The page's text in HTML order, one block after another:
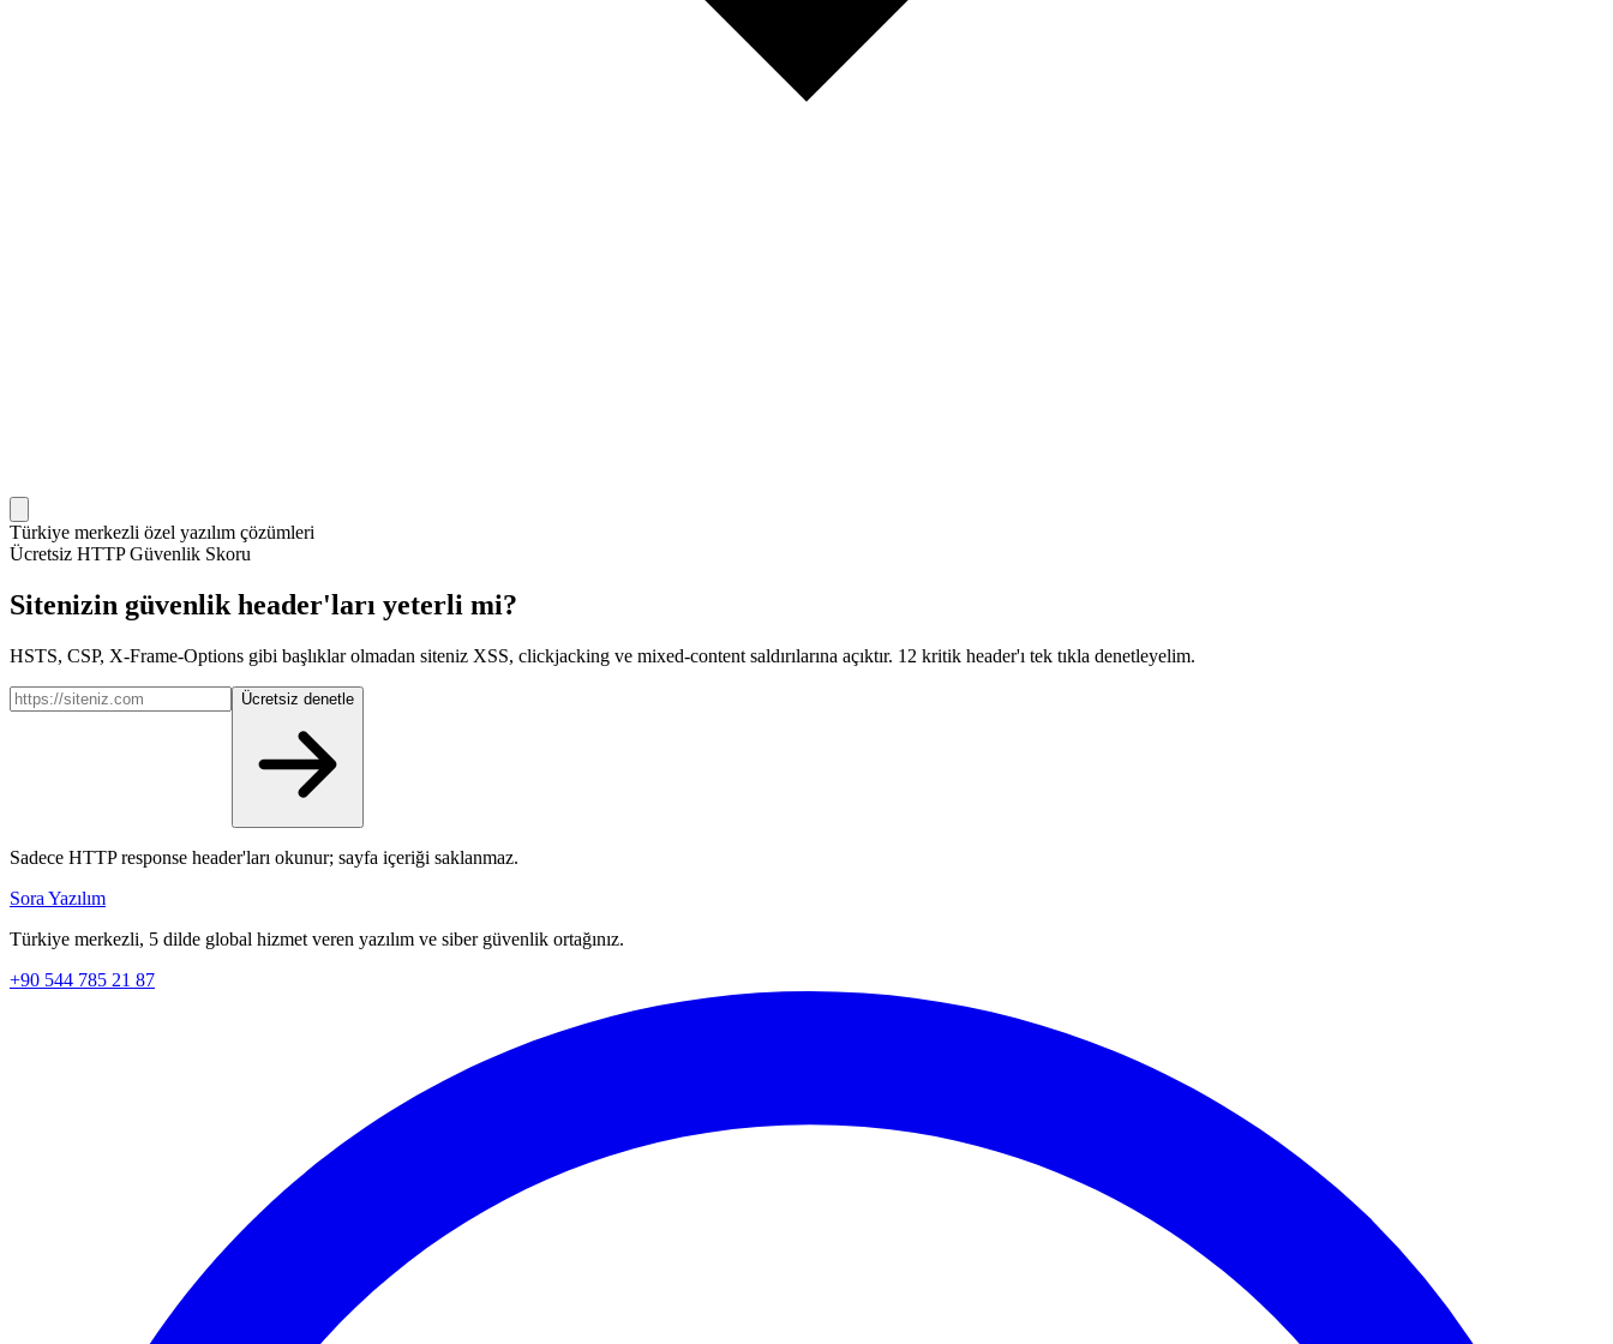
Türkiye merkezli özel yazılım çözümleri
Ücretsiz HTTP Güvenlik Skoru
Sitenizin güvenlik header'ları yeterli mi?
HSTS, CSP, X-Frame-Options gibi başlıklar olmadan siteniz XSS, clickjacking ve mixed-content saldırılarına açıktır. 12 kritik header'ı tek tıkla denetleyelim.
Ücretsiz denetle
Sadece HTTP response header'ları okunur; sayfa içeriği saklanmaz.
Sora Yazılım
Türkiye merkezli, 5 dilde global hizmet veren yazılım ve siber güvenlik ortağınız.
+90 544 785 21 87